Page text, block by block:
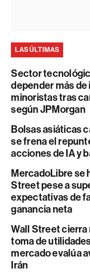
LAS ÚLTIMAS
Sector
depender más
minoristas tras
según JPMorgan
Bolsas asiáticas
se frena el
acciones de IA y
MercadoLibre se
Street pese a
expectativas de
ganancia neta
Wall Street
toma de
mercado evalúa
Irán